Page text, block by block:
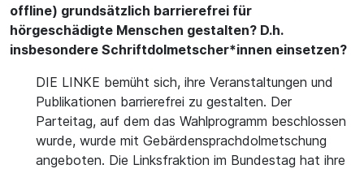
offline) grundsätzlich barrierefrei für
hörgeschädigte Menschen gestalten? D.h.
insbesondere Schriftdolmetscher*innen einsetzen?
DIE LINKE bemüht sich, ihre Veranstaltungen und
Publikationen barrierefrei zu gestalten. Der
Parteitag, auf dem das Wahlprogramm beschlossen
wurde, wurde mit Gebärdensprachdolmetschung
angeboten. Die Linksfraktion im Bundestag hat ihre